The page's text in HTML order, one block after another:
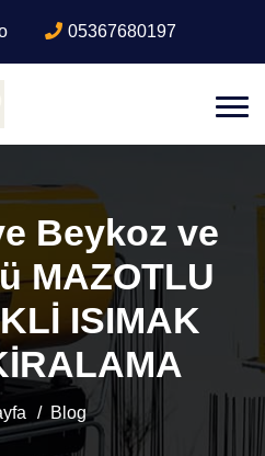
05367680197
Beykoz ve
MAZOTLU
ISIMAK
Blog